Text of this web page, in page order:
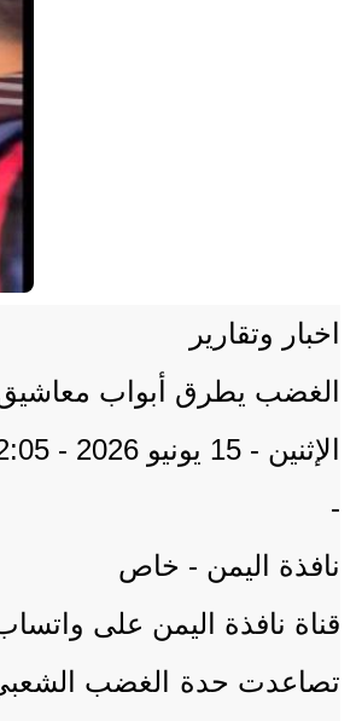
اخبار وتقارير
الغضب يطرق أبواب
الإثنين - 15 يونيو 2026 - 12:05 ص بتوقيت عدن
-
نافذة اليمن - خاص
قناة نافذة اليمن على
تصاعدت حدة الغضب